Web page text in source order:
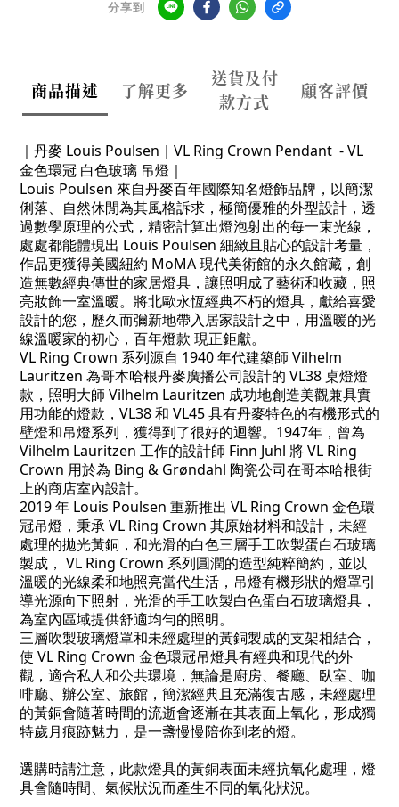
分享到
商品描述 了解更多
送貨及付
款方式
顧客評價
｜丹麥 Louis Poulsen｜VL Ring Crown Pendant - VL
金色環冠 白色玻璃 吊燈｜
Louis Poulsen 來自丹麥百年國際知名燈飾品牌，以簡潔
俐落、自然休閒為其風格訴求，極簡優雅的外型設計，透
過數學原理的公式，精密計算出燈泡射出的每一束光線，
處處都能體現出 Louis Poulsen 細緻且貼心的設計考量，
作品更獲得美國紐約 MoMA 現代美術館的永久館藏，創
造無數經典傳世的家居燈具，讓照明成了藝術和收藏，照
亮妝飾一室溫暖。將北歐永恆經典不朽的燈具，獻給喜愛
設計的您，歷久而彌新地帶入居家設計之中，用溫暖的光
線溫暖家的初心，百年燈款 現正鉅獻。
VL Ring Crown 系列源自 1940 年代建築師 Vilhelm
Lauritzen 為哥本哈根丹麥廣播公司設計的 VL38 桌燈燈
款，照明大師 Vilhelm Lauritzen 成功地創造美觀兼具實
用功能的燈款，VL38 和 VL45 具有丹麥特色的有機形式的
壁燈和吊燈系列，獲得到了很好的迴響。1947年，曾為
Vilhelm Lauritzen 工作的設計師 Finn Juhl 將 VL Ring
Crown 用於為 Bing & Grøndahl 陶瓷公司在哥本哈根街
上的商店室內設計。
2019 年 Louis Poulsen 重新推出 VL Ring Crown 金色環
冠吊燈，秉承 VL Ring Crown 其原始材料和設計，未經
處理的拋光黃銅，和光滑的白色三層手工吹製蛋白石玻璃
製成， VL Ring Crown 系列圓潤的造型純粹簡約，並以
溫暖的光線柔和地照亮當代生活，吊燈有機形狀的燈罩引
導光源向下照射，光滑的手工吹製白色蛋白石玻璃燈具，
為室內區域提供舒適均勻的照明。
三層吹製玻璃燈罩和未經處理的黃銅製成的支架相結合，
使 VL Ring Crown 金色環冠吊燈具有經典和現代的外
觀，適合私人和公共環境，無論是廚房、餐廳、臥室、咖
啡廳、辦公室、旅館，簡潔經典且充滿復古感，未經處理
的黃銅會隨著時間的流逝會逐漸在其表面上氧化，形成獨
特歲月痕跡魅力，是一盞慢慢陪你到老的燈。
選購時請注意，此款燈具的黃銅表面未經抗氧化處理，燈
具會隨時間、氣候狀況而產生不同的氧化狀況。